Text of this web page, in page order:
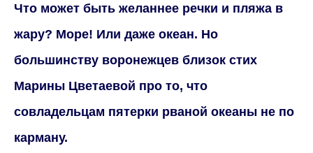
Что может быть желаннее речки и пляжа в
жару? Море! Или даже океан. Но
большинству воронежцев близок стих
Марины Цветаевой про то, что
совладельцам пятерки рваной океаны не по
карману.